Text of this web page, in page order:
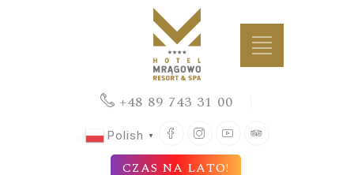
+48 89 743 31 00
Polish ▼ FacebookInstagramYouTube
CZAS NA LATO!